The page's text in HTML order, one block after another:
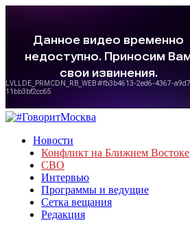
Новости
Конфликт на Ближнем Востоке
СВО
Интервью
Программы и ведущие
Сетка вещания
Редакция